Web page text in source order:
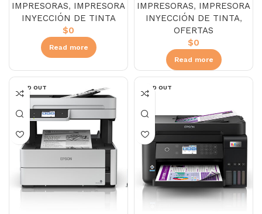
ECOTANK L6490 WIFI
IMPRESORAS, IMPRESORA
INYECCIÓN DE TINTA
$0
Read more
ECOTANK L8180 TABLOIDE
IMPRESORAS, IMPRESORA
INYECCIÓN DE TINTA,
OFERTAS
$0
Read more
SOLD OUT SOLD OUT